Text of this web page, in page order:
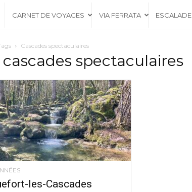
Les
Explorateurs
CARNET DE VOYAGES VIA FERRATA ESCALADE
Cascades spectaculaires
cascades spectaculaires
les-Cascades